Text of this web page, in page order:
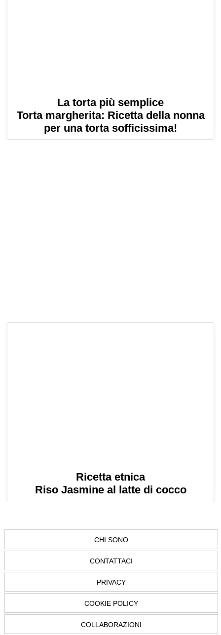
La torta più semplice
Torta margherita: Ricetta della nonna
per una torta sofficissima!
Ricetta etnica
Riso Jasmine al latte di cocco
CHI SONO
CONTATTACI
PRIVACY
COOKIE POLICY
COLLABORAZIONI